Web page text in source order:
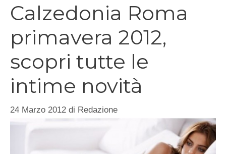
Calzedonia Roma
primavera 2012,
scopri tutte le
intime novità
24 Marzo 2012 di Redazione